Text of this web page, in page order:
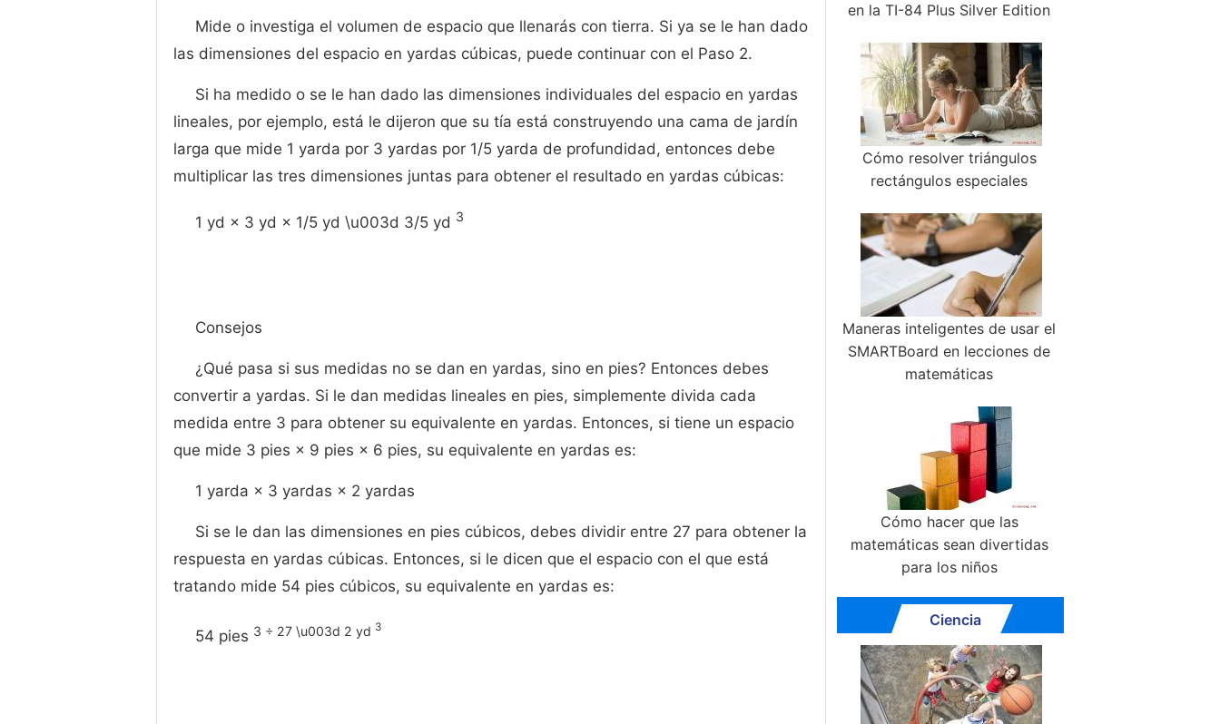
Mide o investiga el volumen de espacio que llenarás con tierra. Si ya se le han dado
las dimensiones del espacio en yardas cúbicas, puede continuar con el Paso 2.
Si ha medido o se le han dado las dimensiones individuales del espacio en yardas
lineales, por ejemplo, está le dijeron que su tía está construyendo una cama de jardín
larga que mide 1 yarda por 3 yardas por 1/5 yarda de profundidad, entonces debe
multiplicar las tres dimensiones juntas para obtener el resultado en yardas cúbicas:
1 yd × 3 yd × 1/5 yd \u003d 3/5 yd 3
Consejos
¿Qué pasa si sus medidas no se dan en yardas, sino en pies? Entonces debes
convertir a yardas. Si le dan medidas lineales en pies, simplemente divida cada
medida entre 3 para obtener su equivalente en yardas. Entonces, si tiene un espacio
que mide 3 pies × 9 pies × 6 pies, su equivalente en yardas es:
1 yarda × 3 yardas × 2 yardas
Si se le dan las dimensiones en pies cúbicos, debes dividir entre 27 para obtener la
respuesta en yardas cúbicas. Entonces, si le dicen que el espacio con el que está
tratando mide 54 pies cúbicos, su equivalente en yardas es:
54 pies 3 ÷ 27 \u003d 2 yd 3
en la TI-84 Plus Silver Edition
Cómo resolver triángulos
rectángulos especiales
Maneras inteligentes de usar el
SMARTBoard en lecciones de
matemáticas
Cómo hacer que las
matemáticas sean divertidas
para los niños
Ciencia